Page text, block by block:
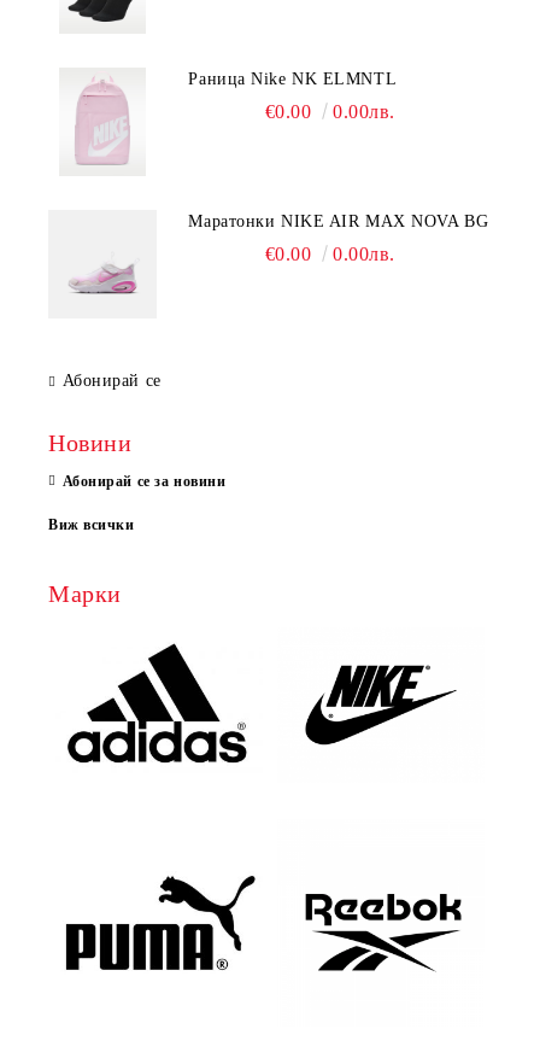
Раница Nike NK ELMNTL
€0.00 0.00лв.
Mаратонки NIKE AIR MAX NOVA BG
€0.00 0.00лв.
Абонирай се
Новини
Абонирай се за новини
Виж всички
Марки